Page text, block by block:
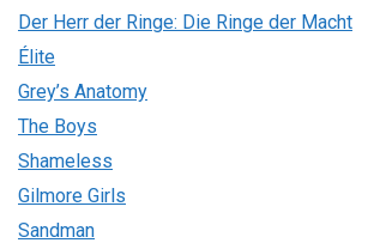
Der Herr der Ringe: Die Ringe der Macht
Élite
Grey’s Anatomy
The Boys
Shameless
Gilmore Girls
Sandman